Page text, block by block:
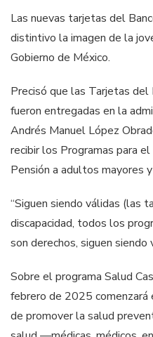
Las nuevas tarjetas del
distintivo la imagen de la
Gobierno de México.
Precisó que las Tarjetas
fueron entregadas en la
Andrés Manuel López
recibir los Programas para
Pensión a adultos mayores
“Siguen siendo válidas (las
discapacidad, todos los
son derechos, siguen siendo
Sobre el programa Salud
febrero de 2025
de promover la salud